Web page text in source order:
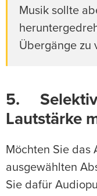
Musik sollte
Übergänge zu
5.
Lautstärke
Möchten Sie das
ausgewählten
Sie dafür